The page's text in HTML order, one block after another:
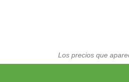
Los precios que